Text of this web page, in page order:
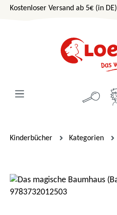
Zum Hauptinhalt springen
Kostenloser Versand ab 5€ (in DE)
Kinderbücher Kategorien
Bildergalerie überspringen